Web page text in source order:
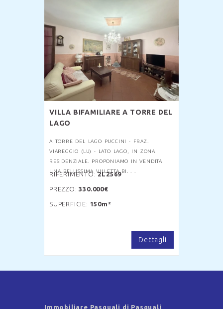
VILLA BIFAMILIARE A TORRE DEL
LAGO
A TORRE DEL LAGO PUCCINI - FRAZ.
VIAREGGIO (LU) - LATO LAGO, IN ZONA
RESIDENZIALE. PROPONIAMO IN VENDITA
UNA BELLISSIMA VILLETTA BI. . .
RIFERIMENTO:2L2569
PREZZO:330.000€
SUPERFICIE: 150m²
Dettagli
Immobiliare Pasquali di Pasquali